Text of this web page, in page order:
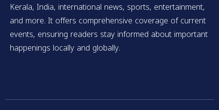
Kerala, India, international news, sports, entertainment,
and more. It offers comprehensive coverage of current
events, ensuring readers stay informed about important
happenings locally and globally.